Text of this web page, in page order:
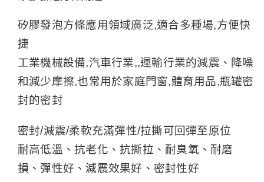
矽膠發泡方條應用領域廣泛,適合多種場,方便快
捷
工業機械設備,汽車行業,,運輸行業的減震、降噪
和減少摩擦,也常用於家庭門窗,體育用品,瓶罐密
封的密封
密封/減震/柔軟充滿彈性/拉撕可回彈至原位
耐高低溫、抗老化、抗撕拉、耐臭氧、耐磨
損、彈性好、減震效果好、密封性好